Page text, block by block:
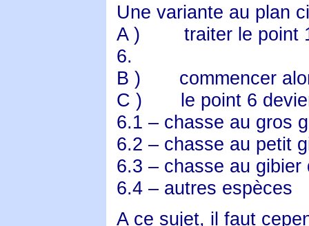
Une variante au plan
A )
traiter le point
6.
B )
commencer
C )
le point 6
6.1 – chasse au gros
6.2 – chasse au petit
6.3 – chasse au gibier
6.4 – autres espèces
A ce sujet, il faut